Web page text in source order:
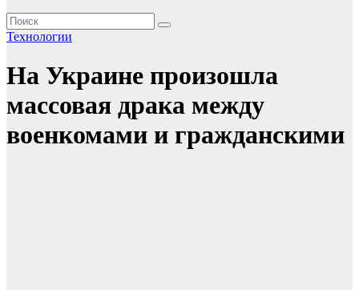
Технологии
На Украине произошла
массовая драка между
военкомами и гражданскими